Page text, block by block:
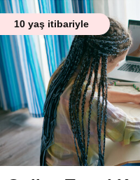
10 yaş itibariyle